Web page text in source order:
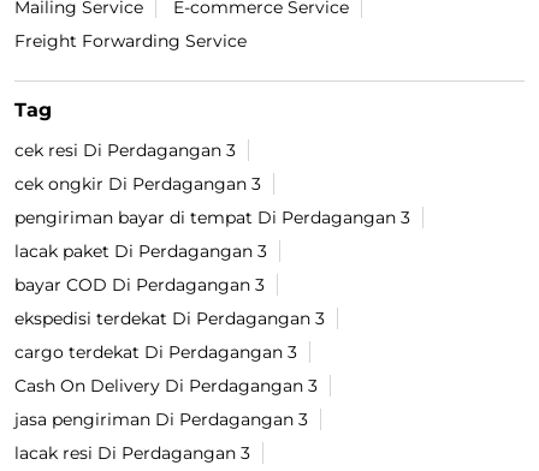
Mailing Service
E-commerce Service
Freight Forwarding Service
Tag
cek resi Di Perdagangan 3
cek ongkir Di Perdagangan 3
pengiriman bayar di tempat Di Perdagangan 3
lacak paket Di Perdagangan 3
bayar COD Di Perdagangan 3
ekspedisi terdekat Di Perdagangan 3
cargo terdekat Di Perdagangan 3
Cash On Delivery Di Perdagangan 3
jasa pengiriman Di Perdagangan 3
lacak resi Di Perdagangan 3